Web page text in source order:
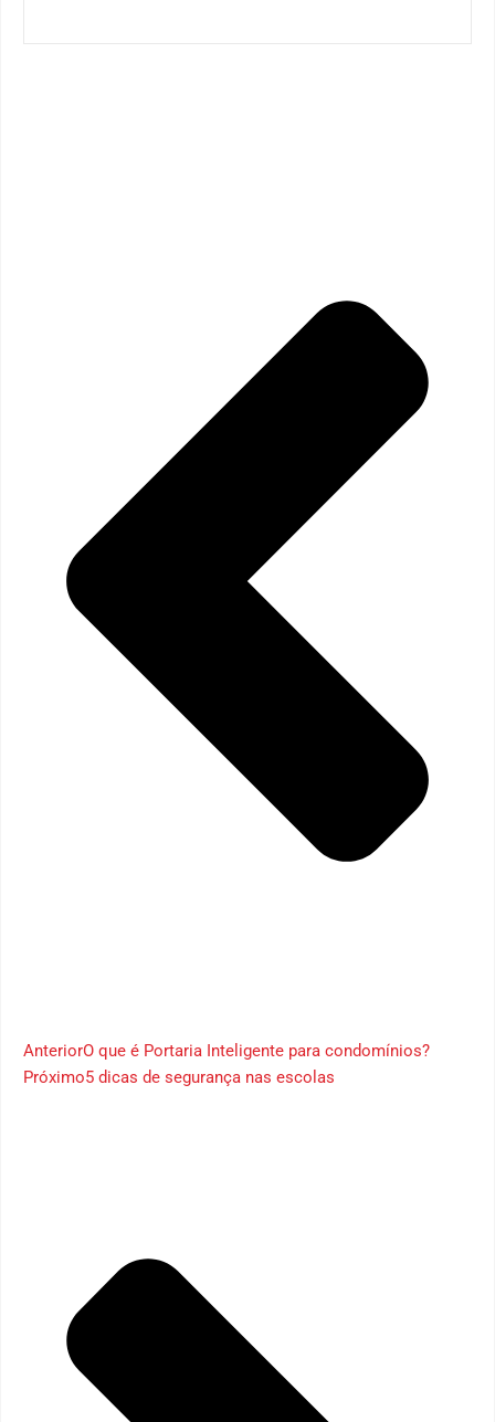
AnteriorO que é Portaria Inteligente para condomínios?
Próximo5 dicas de segurança nas escolas